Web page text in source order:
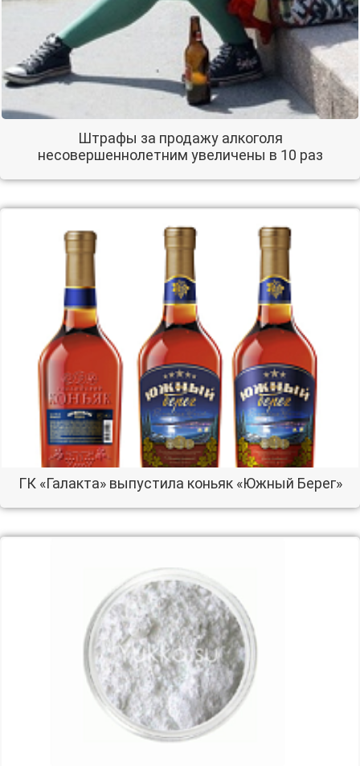
Штрафы за продажу алкоголя
несовершеннолетним увеличены в 10 раз
ГК «Галакта» выпустила коньяк «Южный Берег»